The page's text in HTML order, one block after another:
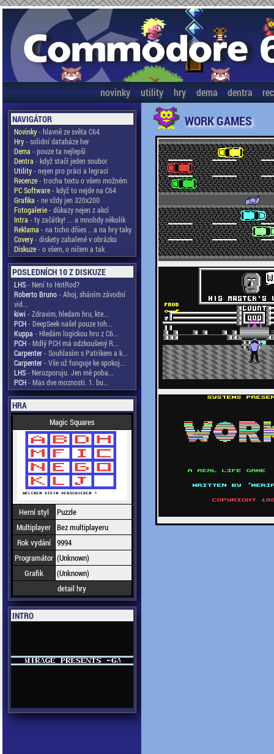
novinky utility hry dema dentra
NAVIGÁTOR
Novinky- hlavně ze světa C64
Hry- solidní databáze her
Dema - pouze ta nejlepší
Dentra - když stačí jeden soubor
Utility- nejen pro práci a legraci
Recenze- trocha textu o všem možném
PC Software- když to nejde na C64
Grafika - ne vždy jen 320x200
Fotogalerie- důkazy nejen z akcí
Intra - ty začátky! ... a mnohdy několik
Reklama - na ticho dňies .. a na hry taky
Covery- diskety zabalené v obrázku
Diskuze- o všem, o ničem a tak
POSLEDNÍCH 10 Z DISKUZE
LHS- Není to HotRod?
Roberto Bruno- Ahoj, sháním závodní
vid...
kiwi - Zdravim, hledam hru, kte...
PCH- DeepSeek našel pouze toh...
Kuppa - Hledám logickou hru z C6...
PCH- Mdlý PCH má odzkoušený R...
Carpenter- Souhlasím s Patrikem a k...
Carpenter- Vše už funguje ke spokoj...
LHS- Nerozporuju. Jen mě poba...
PCH- Mas dve moznosti. 1. bu...
HRA
Magic Squares
Herní styl
Puzzle
Multiplayer Bez multiplayeru
Rok vydání 9994
Programátor (Unknown)
Grafik
(Unknown)
detail hry
INTRO
WORK GAMES